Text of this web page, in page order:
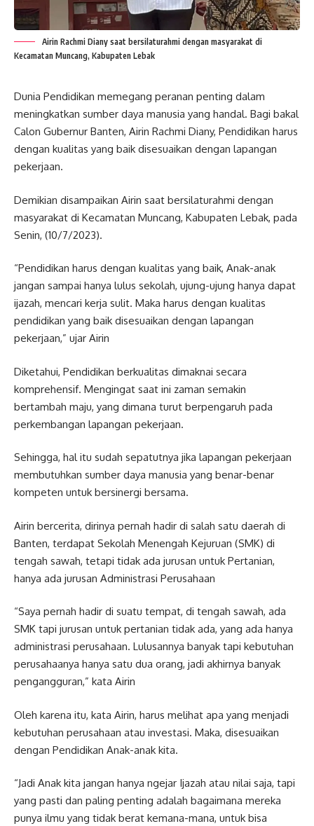
Airin Rachmi Diany saat bersilaturahmi dengan masyarakat di
Kecamatan Muncang, Kabupaten Lebak
Dunia Pendidikan memegang peranan penting dalam
meningkatkan sumber daya manusia yang handal. Bagi bakal
Calon Gubernur Banten, Airin Rachmi Diany, Pendidikan harus
dengan kualitas yang baik disesuaikan dengan lapangan
pekerjaan.
Demikian disampaikan Airin saat bersilaturahmi dengan
masyarakat di Kecamatan Muncang, Kabupaten Lebak, pada
Senin, (10/7/2023).
“Pendidikan harus dengan kualitas yang baik, Anak-anak
jangan sampai hanya lulus sekolah, ujung-ujung hanya dapat
ijazah, mencari kerja sulit. Maka harus dengan kualitas
pendidikan yang baik disesuaikan dengan lapangan
pekerjaan,” ujar Airin
Diketahui, Pendidikan berkualitas dimaknai secara
komprehensif. Mengingat saat ini zaman semakin
bertambah maju, yang dimana turut berpengaruh pada
perkembangan lapangan pekerjaan.
Sehingga, hal itu sudah sepatutnya jika lapangan pekerjaan
membutuhkan sumber daya manusia yang benar-benar
kompeten untuk bersinergi bersama.
Airin bercerita, dirinya pernah hadir di salah satu daerah di
Banten, terdapat Sekolah Menengah Kejuruan (SMK) di
tengah sawah, tetapi tidak ada jurusan untuk Pertanian,
hanya ada jurusan Administrasi Perusahaan
“Saya pernah hadir di suatu tempat, di tengah sawah, ada
SMK tapi jurusan untuk pertanian tidak ada, yang ada hanya
administrasi perusahaan. Lulusannya banyak tapi kebutuhan
perusahaanya hanya satu dua orang, jadi akhirnya banyak
pengangguran,” kata Airin
Oleh karena itu, kata Airin, harus melihat apa yang menjadi
kebutuhan perusahaan atau investasi. Maka, disesuaikan
dengan Pendidikan Anak-anak kita.
“Jadi Anak kita jangan hanya ngejar Ijazah atau nilai saja, tapi
yang pasti dan paling penting adalah bagaimana mereka
punya ilmu yang tidak berat kemana-mana, untuk bisa